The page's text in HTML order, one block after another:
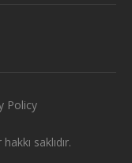
saklıdır.
Policy